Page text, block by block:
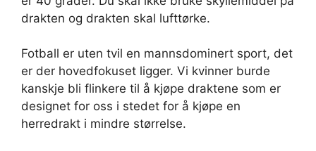
drakten og drakten skal lufttørke.
Fotball er uten tvil en mannsdominert sport, det
er der hovedfokuset ligger. Vi kvinner burde
kanskje bli flinkere til å kjøpe draktene som er
designet for oss i stedet for å kjøpe en
herredrakt i mindre størrelse.